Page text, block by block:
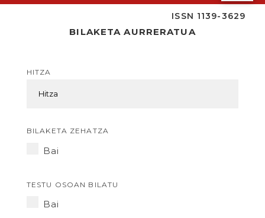
ISSN 1139-3629
BILAKETA AURRERATUA
HITZA
BILAKETA ZEHATZA
Bai
TESTU OSOAN BILATU
Bai